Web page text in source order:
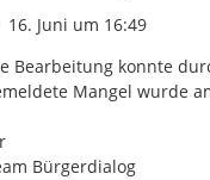
Zeitpunkt des Erstellens
16. Juni um 16:49
Bearbeitung konnte
Mangel wurde
Bürgerdialog